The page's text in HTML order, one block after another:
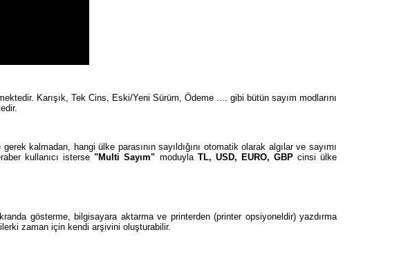
Karışık, Tek Cins, Eski/Yeni Sürüm, Ödeme .... gibi bütün sayım modlarını
kalmadan, hangi ülke parasının sayıldığını otomatik olarak algılar ve sayımı
kullanıcı isterse"Multi Sayım" moduyla TL, USD, EURO, GBPcinsi ülke
gösterme, bilgisayara aktarma ve printerden (printer opsiyoneldir) yazdırma
zaman için kendi arşivini oluşturabilir.